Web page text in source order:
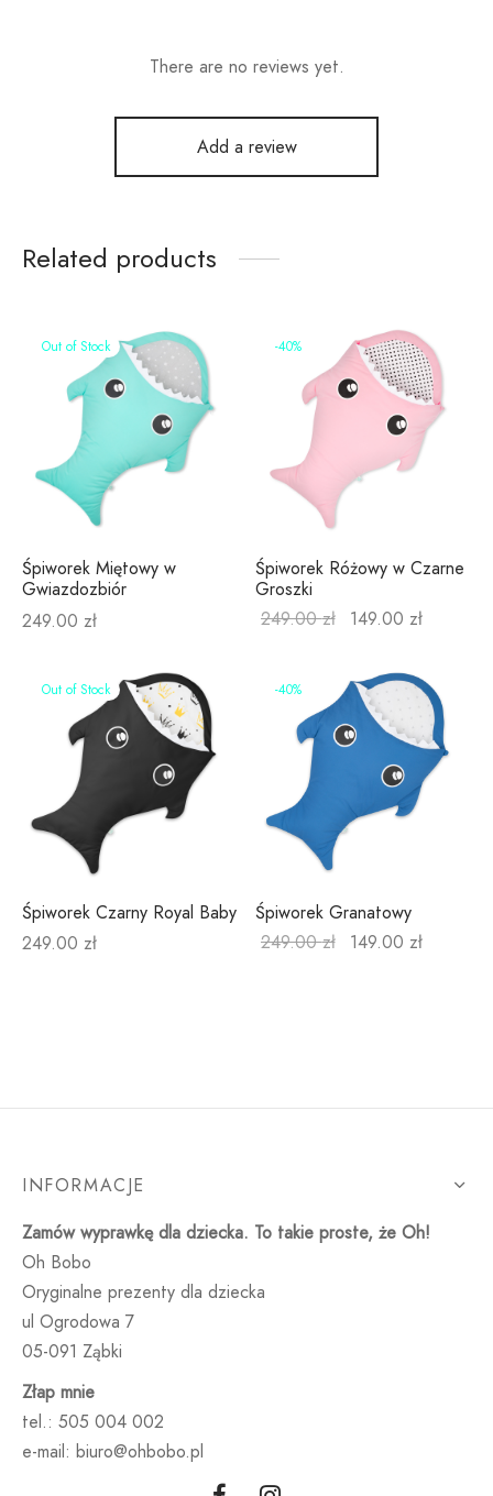
There are no reviews yet.
Add a review
Related products
Out of Stock
Śpiworek Miętowy w
Gwiazdozbiór
249.00 zł
-40%
Śpiworek Różowy w Czarne
Groszki
249.00zł 149.00 zł
Out of Stock
Śpiworek Czarny Royal Baby
249.00 zł
-40%
Śpiworek Granatowy
249.00zł 149.00 zł
INFORMACJE
Zamów wyprawkę dla dziecka. To takie proste, że Oh!
Oh Bobo
Oryginalne prezenty dla dziecka
ul Ogrodowa 7
05-091 Ząbki
Złap mnie
tel.: 505 004 002
e-mail: biuro@ohbobo.pl